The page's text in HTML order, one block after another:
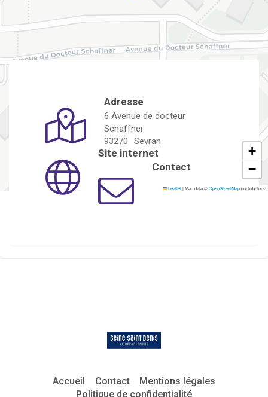
+
−
Leaflet|Map data ©OpenStreetMapcontributors
Adresse
6 Avenue de docteur
Schaffner
93270
Sevran
Site internet
Contact
Accueil Contact
Mentions légales
Politique de confidentialité